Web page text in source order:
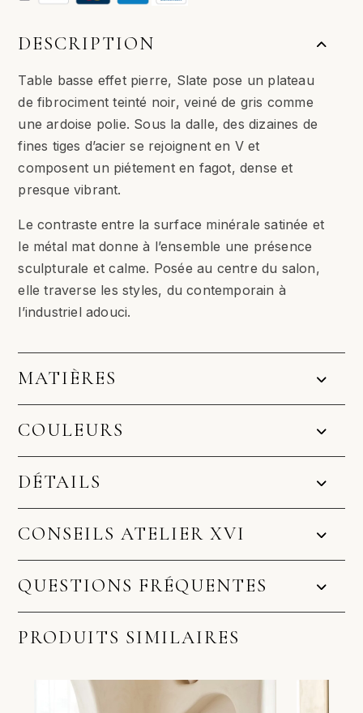
DESCRIPTION
Table basse effet pierre, Slate pose un plateau
de fibrociment teinté noir, veiné de gris comme
une ardoise polie. Sous la dalle, des dizaines de
fines tiges d’acier se rejoignent en V et
composent un piétement en fagot, dense et
presque vibrant.
Le contraste entre la surface minérale satinée et
le métal mat donne à l’ensemble une présence
sculpturale et calme. Posée au centre du salon,
elle traverse les styles, du contemporain à
l’industriel adouci.
MATIÈRES
COULEURS
DÉTAILS
CONSEILS ATELIER XVI
QUESTIONS FRÉQUENTES
PRODUITS SIMILAIRES